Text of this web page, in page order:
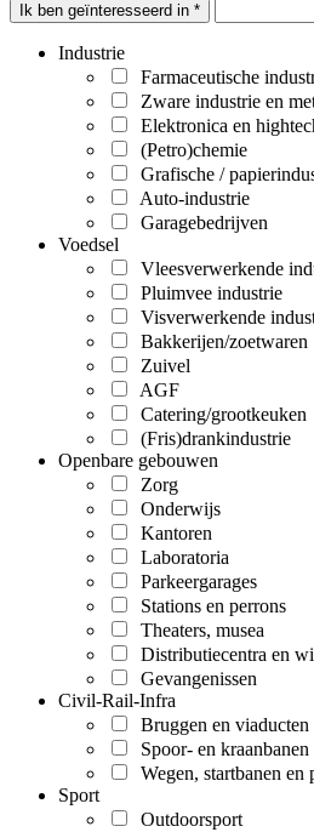
Ik ben geïnteresseerd in *
Industrie
Farmaceutische
Zware industrie en
Elektronica en
(Petro)chemie
Grafische /
Auto-industrie
Garagebedrijven
Voedsel
Vleesverwerkende
Pluimvee industrie
Visverwerkende
Bakkerijen/zoetwaren
Zuivel
AGF
Catering/grootkeuken
(Fris)drankindustrie
Openbare gebouwen
Zorg
Onderwijs
Kantoren
Laboratoria
Parkeergarages
Stations en perrons
Theaters, musea
Distributiecentra en
Gevangenissen
Civil-Rail-Infra
Bruggen en viaducten
Spoor- en kraanbanen
Wegen, startbanen en
Sport
Outdoorsport